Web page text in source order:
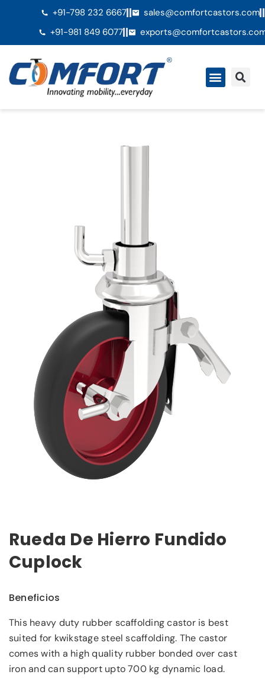
+91-798 232 6667
sales@comfortcastors.com
+91-981 849 6077
Rueda De Hierro Fundido
Cuplock
Beneficios
This heavy duty rubber scaffolding castor is best
suited for kwikstage steel scaffolding. The castor
comes with a high quality rubber bonded over cast
iron and can support upto 700 kg dynamic load.